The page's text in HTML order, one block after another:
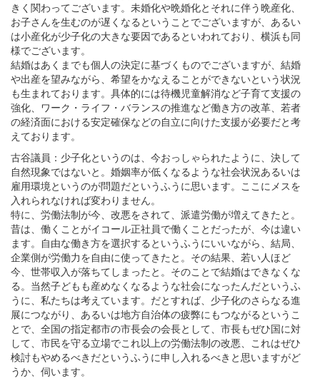
きく関わってございます。未婚化や晩婚化とそれに伴う晩産化、
お子さんを生むのが遅くなるということでございますが、あるい
は小産化が少子化の大きな要因であるといわれており、横浜も同
様でございます。
結婚はあくまでも個人の決定に基づくものでございますが、結婚
や出産を望みながら、希望をかなえることができないという状況
も生まれております。具体的には待機児童解消など子育て支援の
強化、ワーク・ライフ・バランスの推進など働き方の改革、若者
の経済面における安定確保などの自立に向けた支援が必要だと考
えております。
古谷議員：少子化というのは、今おっしゃられたように、決して
自然現象ではないと。婚姻率が低くなるような社会状況あるいは
雇用環境というのが問題だというふうに思います。ここにメスを
入れられなければ変わりません。
特に、労働法制が今、改悪をされて、派遣労働が増えてきたと。
昔は、働くことがイコール正社員で働くことだったが、今は違い
ます。自由な働き方を選択するというふうにいいながら、結局、
企業側が労働力を自由に使ってきたと。その結果、若い人ほど
今、世帯収入が落ちてしまったと。そのことで結婚はできなくな
る。当然子どもも産めなくなるような社会になったんだというふ
うに、私たちは考えています。だとすれば、少子化のさらなる進
展につながり、あるいは地方自治体の疲弊にもつながるというこ
とで、全国の指定都市の市長会の会長として、市長もぜひ国に対
して、市民を守る立場でこれ以上の労働法制の改悪、これはぜひ
検討もやめるべきだというふうに申し入れるべきと思いますがど
うか、伺います。